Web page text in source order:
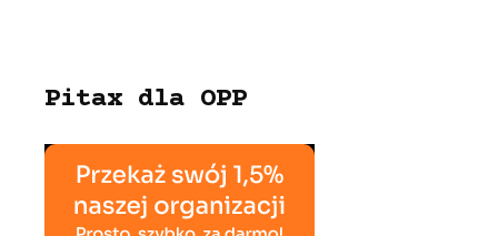
Pitax dla OPP